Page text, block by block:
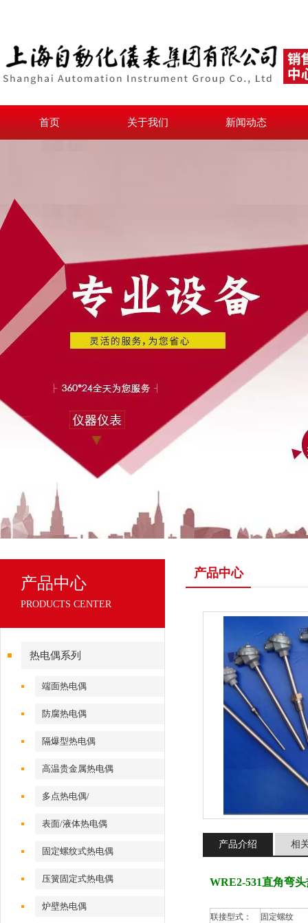
首页 关于我们 新闻动态
产品中心
PRODUCTS CENTER
热电偶系列
端面热电偶
防腐热电偶
隔爆型热电偶
高温贵金属热电偶
多点热电偶/
表面/液体热电偶
固定螺纹式热电偶
压簧固定式热电偶
炉壁热电偶
产品中心
产品介绍 相
WRE2-531直角弯
联接型式：
固定螺纹